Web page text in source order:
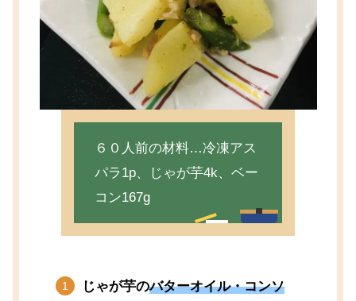
６０人前の材料…冷凍アス
パラ1p、じゃが芋4k、ベー
コン167g
じゃが芋のバターオイル・コンソ